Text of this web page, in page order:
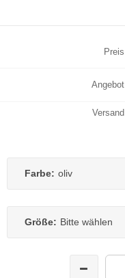
Preis
Angebot
Versand
Farbe: oliv
Größe: Bitte wählen